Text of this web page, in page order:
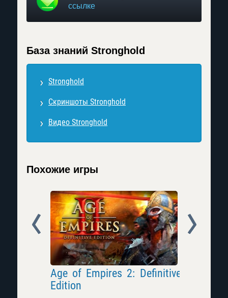
ссылке
База знаний Stronghold
Stronghold
Скриншоты Stronghold
Видео Stronghold
Похожие игры
Age of Empires 2: Definitive
Edition
Prev